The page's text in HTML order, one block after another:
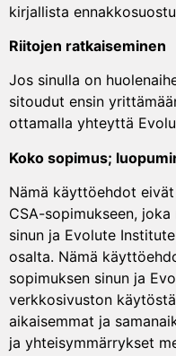
kirjallista
Riitojen ratkaiseminen
Jos sinulla on
sitoudut ensin
ottamalla yhteyttä
Koko sopimus;
Nämä käyttöehdot
CSA-sopimukseen,
sinun ja Evolute
osalta. Nämä
sopimuksen sinun ja
verkkosivuston
aikaisemmat ja
ja yhteisymmärrykset